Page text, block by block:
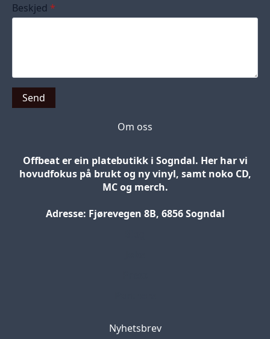
Beskjed *
Send
Om oss
Offbeat er ein platebutikk i Sogndal. Her har vi
hovudfokus på brukt og ny vinyl, samt noko CD,
MC og merch.
Adresse: Fjørevegen 8B, 6856 Sogndal
Nyhetsbrev